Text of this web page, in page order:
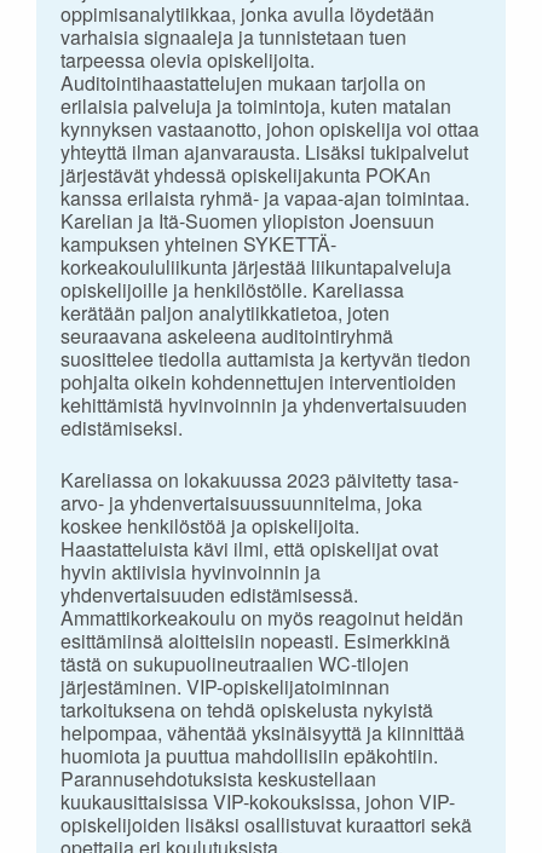
oppimisanalytiikkaa, jonka avulla löydetään
varhaisia signaaleja ja tunnistetaan tuen
tarpeessa olevia opiskelijoita.
Auditointihaastattelujen mukaan tarjolla on
erilaisia palveluja ja toimintoja, kuten matalan
kynnyksen vastaanotto, johon opiskelija voi ottaa
yhteyttä ilman ajanvarausta. Lisäksi tukipalvelut
järjestävät yhdessä opiskelijakunta POKAn
kanssa erilaista ryhmä- ja vapaa-ajan toimintaa.
Karelian ja Itä-Suomen yliopiston Joensuun
kampuksen yhteinen SYKETTÄ-
korkeakoululiikunta järjestää liikuntapalveluja
opiskelijoille ja henkilöstölle. Kareliassa
kerätään paljon analytiikkatietoa, joten
seuraavana askeleena auditointiryhmä
suosittelee tiedolla auttamista ja kertyvän tiedon
pohjalta oikein kohdennettujen interventioiden
kehittämistä hyvinvoinnin ja yhdenvertaisuuden
edistämiseksi.
Kareliassa on lokakuussa 2023 päivitetty tasa-
arvo- ja yhdenvertaisuussuunnitelma, joka
koskee henkilöstöä ja opiskelijoita.
Haastatteluista kävi ilmi, että opiskelijat ovat
hyvin aktiivisia hyvinvoinnin ja
yhdenvertaisuuden edistämisessä.
Ammattikorkeakoulu on myös reagoinut heidän
esittämiinsä aloitteisiin nopeasti. Esimerkkinä
tästä on sukupuolineutraalien WC-tilojen
järjestäminen. VIP-opiskelijatoiminnan
tarkoituksena on tehdä opiskelusta nykyistä
helpompaa, vähentää yksinäisyyttä ja kiinnittää
huomiota ja puuttua mahdollisiin epäkohtiin.
Parannusehdotuksista keskustellaan
kuukausittaisissa VIP-kokouksissa, johon VIP-
opiskelijoiden lisäksi osallistuvat kuraattori sekä
opettajia eri koulutuksista.